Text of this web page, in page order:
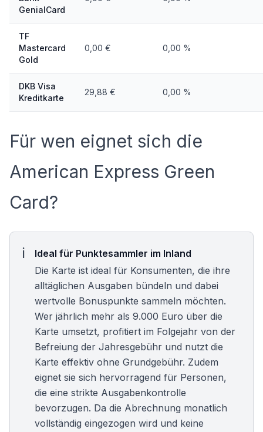
GenialCard
TF
Mastercard
Gold
0,00 € 0,00 %
DKB Visa
Kreditkarte
29,88 € 0,00 %
Für wen eignet sich die
American Express Green
Card?
Ideal für Punktesammler im Inland
Die Karte ist ideal für Konsumenten, die ihre
alltäglichen Ausgaben bündeln und dabei
wertvolle Bonuspunkte sammeln möchten.
Wer jährlich mehr als 9.000 Euro über die
Karte umsetzt, profitiert im Folgejahr von der
Befreiung der Jahresgebühr und nutzt die
Karte effektiv ohne Grundgebühr. Zudem
eignet sie sich hervorragend für Personen,
die eine strikte Ausgabenkontrolle
bevorzugen. Da die Abrechnung monatlich
vollständig eingezogen wird und keine